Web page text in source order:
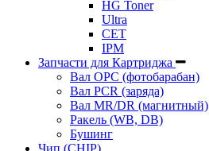
HG Toner
Ultra
CET
IPM
Запчасти для Картриджа
Вал OPC (фотобарабан)
Вал PCR (заряда)
Вал MR/DR (магнитный)
Ракель (WB, DB)
Бушинг
Чип (CHIP)